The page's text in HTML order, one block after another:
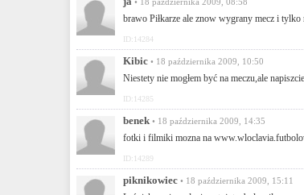
Trener chyba był na innym meczu jeżeli
słabo jedynie kibice dopisali dziekujemy
ID:14282
.......• 18 października 2009, 08:16
moze jakies fotki z oprawy naszych
gornika
ID:14283
brawo Piłkarze ale znow wygrany mecz i
ID:14284